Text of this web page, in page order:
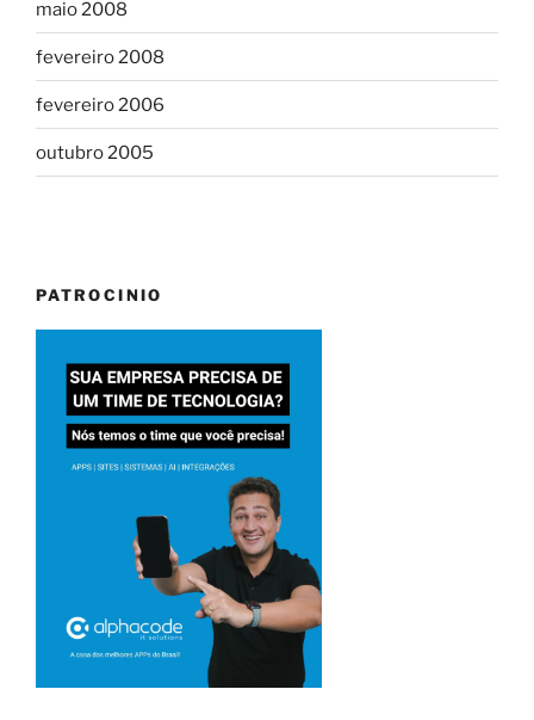
maio 2008
fevereiro 2008
fevereiro 2006
outubro 2005
PATROCINIO